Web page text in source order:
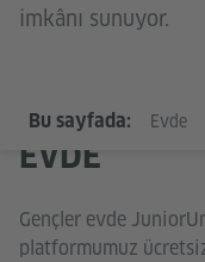
imkânı sunuyor.
Bu sayfada: Evde
EVDE
Gençler evde
platformumuz